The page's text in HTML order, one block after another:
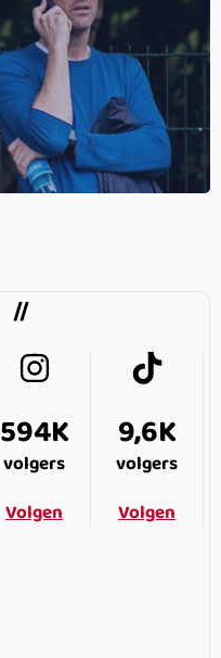
594K
volgers
Volgen
9,6K
volgers
Volgen